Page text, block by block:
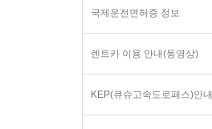
국제운전면허증 정보
렌트카 이용 안내(동영상)
KEP(큐슈고속도로패스)안내